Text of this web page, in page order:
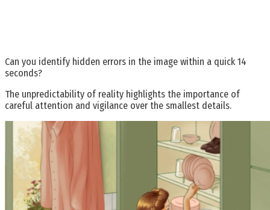
Can you identify hidden errors in the image within a quick 14
seconds?
The unpredictability of reality highlights the importance of
careful attention and vigilance over the smallest details.